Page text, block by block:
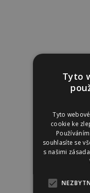
Tyto
Tyto
cookie ke
souhlasíte se
s našimi